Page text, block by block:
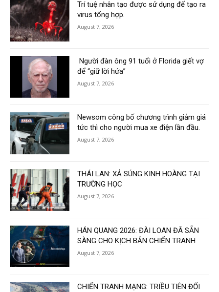
Trí tuệ nhân tạo được sử dụng để tạo ra
virus tổng hợp.
August 7, 2026
Người đàn ông 91 tuổi ở Florida giết vợ
để “giữ lời hứa”
August 7, 2026
Newsom công bố chương trình giảm giá
tức thì cho người mua xe điện lần đầu.
August 7, 2026
THÁI LAN: XẢ SÚNG KINH HOÀNG TẠI
TRƯỜNG HỌC
August 7, 2026
HÁN QUANG 2026: ĐÀI LOAN ĐÃ SẴN
SÀNG CHO KỊCH BẢN CHIẾN TRANH
August 7, 2026
CHIẾN TRANH MẠNG: TRIỀU TIÊN ĐỐI